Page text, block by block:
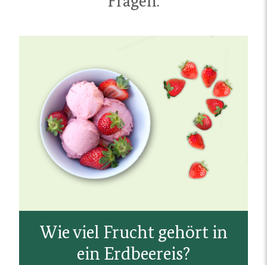
Wie viel Frucht gehört in
ein Erdbeereis?